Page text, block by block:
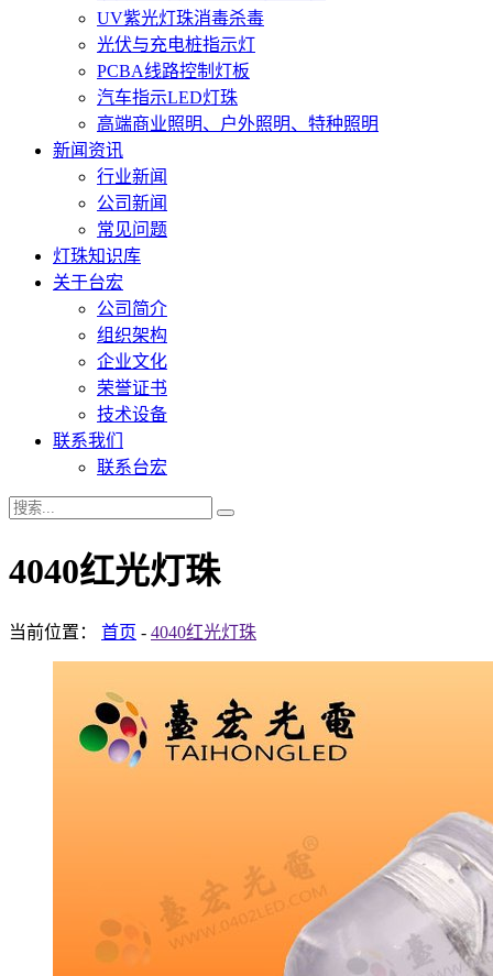
UV紫光灯珠消毒杀毒
光伏与充电桩指示灯
PCBA线路控制灯板
汽车指示LED灯珠
高端商业照明、户外照明、特种照明
新闻资讯
行业新闻
公司新闻
常见问题
灯珠知识库
关于台宏
公司简介
组织架构
企业文化
荣誉证书
技术设备
联系我们
联系台宏
4040红光灯珠
当前位置： 首页 - 4040红光灯珠